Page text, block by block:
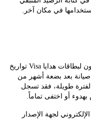
في مكان آخر.
على عكس بطاقات هدايا المتاجر، غالبًا ما يكون لبطاقات هدايا Visa تواريخ
بضعة أشهر من
فقد تسجل
تماماً.
لجهة الإصدار